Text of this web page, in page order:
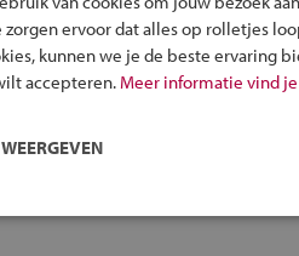
Alle
zorgen ervoor dat alles op rolletjes
kunnen we je de beste ervaring
accepteren. Meer informatie vind